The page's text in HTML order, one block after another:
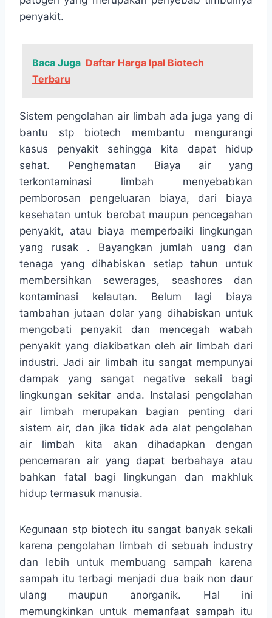
penyakit.
Baca Juga Daftar Harga Ipal Biotech
Terbaru
Sistem pengolahan air limbah ada juga yang di
bantu stp biotech membantu mengurangi
kasus penyakit sehingga kita dapat hidup
sehat. Penghematan Biaya air yang
terkontaminasi limbah menyebabkan
pemborosan pengeluaran biaya, dari biaya
kesehatan untuk berobat maupun pencegahan
penyakit, atau biaya memperbaiki lingkungan
yang rusak . Bayangkan jumlah uang dan
tenaga yang dihabiskan setiap tahun untuk
membersihkan sewerages, seashores dan
kontaminasi kelautan. Belum lagi biaya
tambahan jutaan dolar yang dihabiskan untuk
mengobati penyakit dan mencegah wabah
penyakit yang diakibatkan oleh air limbah dari
industri. Jadi air limbah itu sangat mempunyai
dampak yang sangat negative sekali bagi
lingkungan sekitar anda. Instalasi pengolahan
air limbah merupakan bagian penting dari
sistem air, dan jika tidak ada alat pengolahan
air limbah kita akan dihadapkan dengan
pencemaran air yang dapat berbahaya atau
bahkan fatal bagi lingkungan dan makhluk
hidup termasuk manusia.
Kegunaan stp biotech itu sangat banyak sekali
karena pengolahan limbah di sebuah industry
dan lebih untuk membuang sampah karena
sampah itu terbagi menjadi dua baik non daur
ulang maupun anorganik. Hal ini
memungkinkan untuk memanfaat sampah itu